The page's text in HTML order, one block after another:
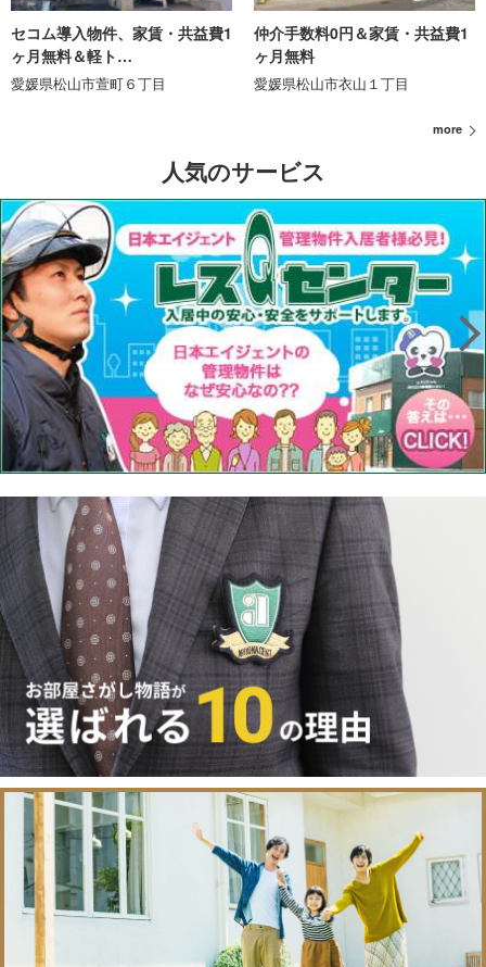
セコム導入物件、家賃・共益費1
ヶ月無料＆軽ト…
愛媛県松山市萱町６丁目
仲介手数料0円＆家賃・共益費1
ヶ月無料
愛媛県松山市衣山１丁目
more
人気のサービス